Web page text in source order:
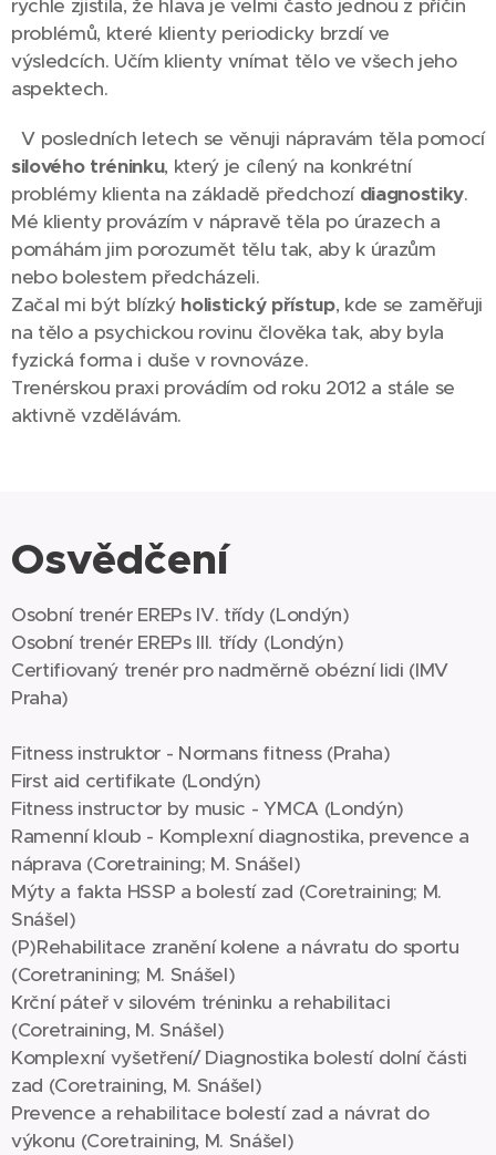
rychle zjistila, že hlava je velmi často jednou z příčin
problémů, které klienty periodicky brzdí ve
výsledcích. Učím klienty vnímat tělo ve všech jeho
aspektech.
V posledních letech se věnuji nápravám těla pomocí
silového tréninku, který je cílený na konkrétní
problémy klienta na základě předchozí diagnostiky.
Mé klienty provázím v nápravě těla po úrazech a
pomáhám jim porozumět tělu tak, aby k úrazům
nebo bolestem předcházeli.
Začal mi být blízký holistický přístup, kde se zaměřuji
na tělo a psychickou rovinu člověka tak, aby byla
fyzická forma i duše v rovnováze.
Trenérskou praxi provádím od roku 2012 a stále se
aktivně vzdělávám.
Osvědčení
Osobní trenér EREPs IV. třídy (Londýn)
Osobní trenér EREPs III. třídy (Londýn)
Certifiovaný trenér pro nadměrně obézní lidi (IMV
Praha)
Fitness instruktor - Normans fitness (Praha)
First aid certifikate (Londýn)
Fitness instructor by music - YMCA (Londýn)
Ramenní kloub - Komplexní diagnostika, prevence a
náprava (Coretraining; M. Snášel)
Mýty a fakta HSSP a bolestí zad (Coretraining; M.
Snášel)
(P)Rehabilitace zranění kolene a návratu do sportu
(Coretranining; M. Snášel)
Krční páteř v silovém tréninku a rehabilitaci
(Coretraining, M. Snášel)
Komplexní vyšetření/ Diagnostika bolestí dolní části
zad (Coretraining, M. Snášel)
Prevence a rehabilitace bolestí zad a návrat do
výkonu (Coretraining, M. Snášel)